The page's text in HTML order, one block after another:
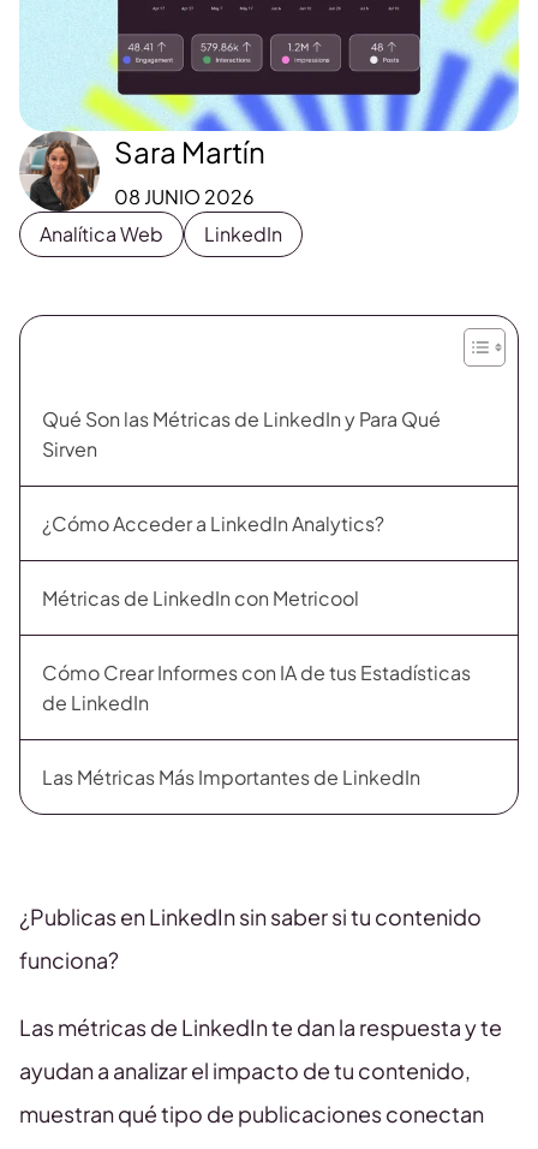
Sara Martín
08 JUNIO 2026
Analítica Web
LinkedIn
Qué Son las Métricas de LinkedIn y Para Qué
Sirven
¿Cómo Acceder a LinkedIn Analytics?
Métricas de LinkedIn con Metricool
Cómo Crear Informes con IA de tus Estadísticas
de LinkedIn
Las Métricas Más Importantes de LinkedIn
¿Publicas en LinkedIn sin saber si tu contenido
funciona?
Las métricas de LinkedIn te dan la respuesta y te
ayudan a analizar el impacto de tu contenido,
muestran qué tipo de publicaciones conectan